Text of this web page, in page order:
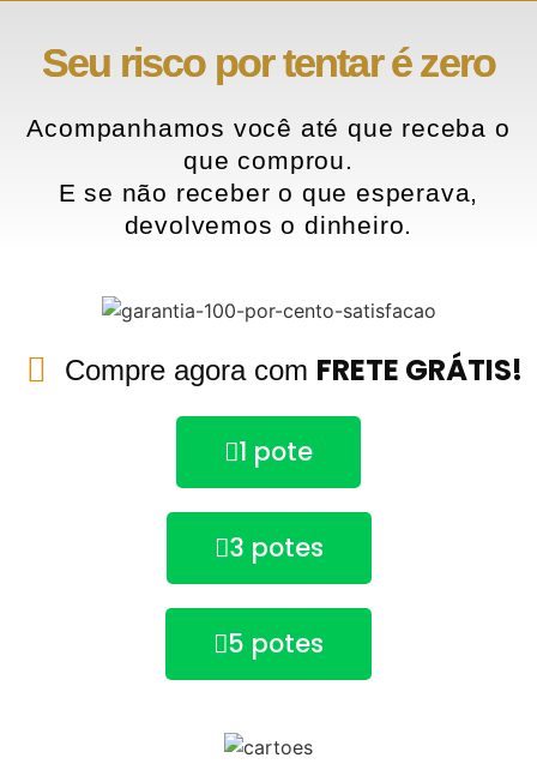
Seu risco por tentar é zero
Acompanhamos você até que receba o
que comprou.
E se não receber o que esperava,
devolvemos o dinheiro.
Compre agora com FRETE GRÁTIS!
1 pote
3 potes
5 potes